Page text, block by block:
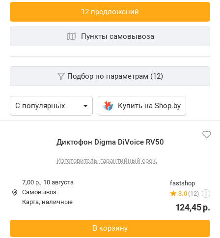
12 предложений
Пункты самовывоза
Подбор по параметрам (12)
Купить на Shop.by
Диктофон Digma DiVoice RV50
Изготовитель, гарантийный срок.
fastshop
3.0 (12) i
7,00 р., 10 августа
Самовывоз
карта, наличные
124,45р.
В корзину